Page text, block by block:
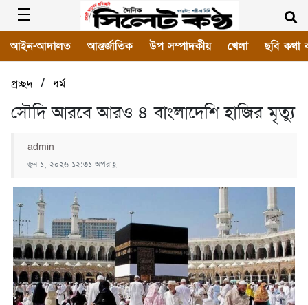
আইন-আদালত আন্তর্জাতিক উপ সম্পাদকীয় খেলা ছবি কথা
প্রচ্ছদ/ ধর্ম
সৌদি আরবে আরও ৪ বাংলাদেশি হাজির মৃত্যু
admin
জুন ১, ২০২৬ ১২:৩১ অপরাহ্ণ